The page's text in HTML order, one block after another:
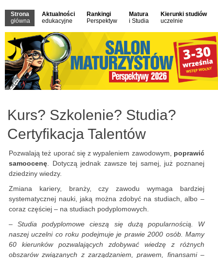
Strona
główna
Aktualności
edukacyjne
Rankingi
Perspektyw
Matura
i Studia
Kierunki studiów
uczelnie
Kurs? Szkolenie? Studia?
Certyfikacja Talentów
Pozwalają też uporać się z wypaleniem zawodowym, poprawić
samoocenę. Dotyczą jednak zawsze tej samej, już poznanej
dziedziny wiedzy.
Zmiana kariery, branży, czy zawodu wymaga bardziej
systematycznej nauki, jaką można zdobyć na studiach, albo –
coraz częściej – na studiach podyplomowych.
–Studia podyplomowe cieszą się dużą popularnością. W
naszej uczelni co roku podejmuje je prawie 2000 osób. Mamy
60 kierunków pozwalających zdobywać wiedzę z różnych
obszarów związanych z zarządzaniem, prawem, finansami –